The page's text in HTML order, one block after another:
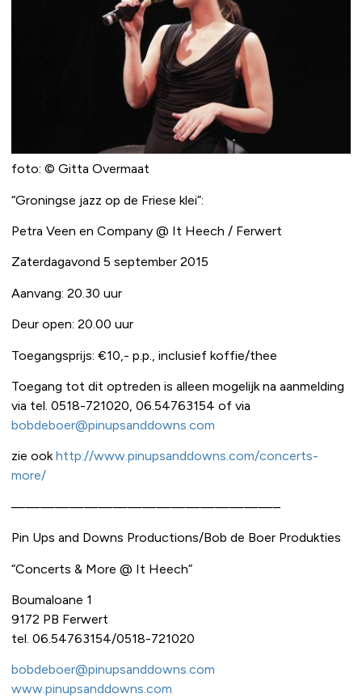
foto: © Gitta Overmaat
“Groningse jazz op de Friese klei”:
Petra Veen en Company @ It Heech / Ferwert
Zaterdagavond 5 september 2015
Aanvang: 20.30 uur
Deur open: 20.00 uur
Toegangsprijs: €10,- p.p., inclusief koffie/thee
Toegang tot dit optreden is alleen mogelijk na aanmelding
via tel. 0518-721020, 06.54763154 of via
bobdeboer@pinupsanddowns.com
zie ookhttp://www.pinupsanddowns.com/concerts-
more/
——————————————————–
Pin Ups and Downs Productions/Bob de Boer Produkties
“Concerts & More @ It Heech”
Boumaloane 1
9172 PB Ferwert
tel. 06.54763154/0518-721020
bobdeboer@pinupsanddowns.com
www.pinupsanddowns.com